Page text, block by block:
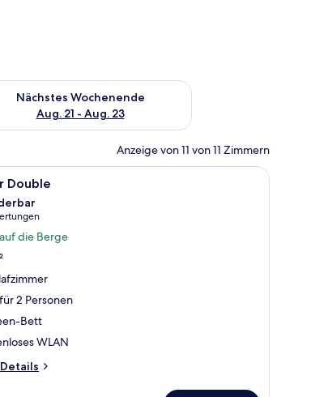
Aug. 14 - Aug. 16.
Nächstes Wochenende
Aug. 21 - Aug. 23
die Verfügbarkeit für nächstes Wochenende, Aug.
Anzeige von 11 von 11 Zimmern
Verdunkelungsvorhänge, kostenloses WLAN
Ein modernes Schlafzimmer mit einem
Double
die Berge
2 Personen
Bett
WLAN